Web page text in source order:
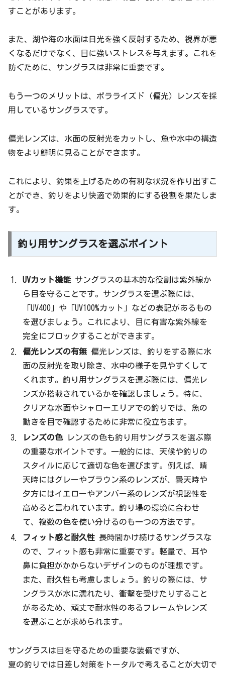
すことがあります。
また、湖や海の水面は日光を強く反射するため、視界が悪
くなるだけでなく、目に強いストレスを与えます。これを
防ぐために、サングラスは非常に重要です。
もう一つのメリットは、ポラライズド（偏光）レンズを採
用しているサングラスです。
偏光レンズは、水面の反射光をカットし、魚や水中の構造
物をより鮮明に見ることができます。
これにより、釣果を上げるための有利な状況を作り出すこ
とができ、釣りをより快適で効果的にする役割を果たしま
す。
釣り用サングラスを選ぶポイント
UVカット機能サングラスの基本的な役割は紫外線か
ら目を守ることです。サングラスを選ぶ際には、
「UV400」や「UV100%カット」などの表記があるもの
を選びましょう。これにより、目に有害な紫外線を
完全にブロックすることができます。
偏光レンズの有無 偏光レンズは、釣りをする際に水
面の反射光を取り除き、水中の様子を見やすくして
くれます。釣り用サングラスを選ぶ際には、偏光レ
ンズが搭載されているかを確認しましょう。特に、
クリアな水面やシャローエリアでの釣りでは、魚の
動きを目で確認するために非常に役立ちます。
レンズの色レンズの色も釣り用サングラスを選ぶ際
の重要なポイントです。一般的には、天候や釣りの
スタイルに応じて適切な色を選びます。例えば、晴
天時にはグレーやブラウン系のレンズが、曇天時や
夕方にはイエローやアンバー系のレンズが視認性を
高めると言われています。釣り場の環境に合わせ
て、複数の色を使い分けるのも一つの方法です。
フィット感と耐久性 長時間かけ続けるサングラスな
ので、フィット感も非常に重要です。軽量で、耳や
鼻に負担がかからないデザインのものが理想です。
また、耐久性も考慮しましょう。釣りの際には、サ
ングラスが水に濡れたり、衝撃を受けたりすること
があるため、頑丈で耐水性のあるフレームやレンズ
を選ぶことが求められます。
サングラスは目を守るための重要な装備ですが、
夏の釣りでは日差し対策をトータルで考えることが大切で